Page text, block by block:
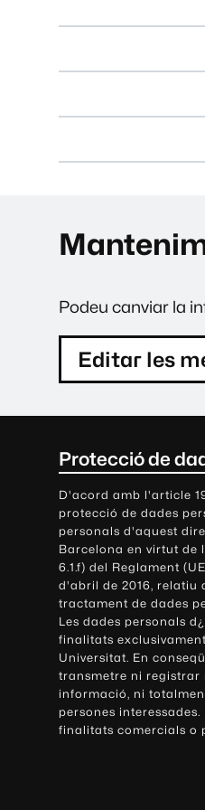
Podeu canviar la
Editar les
Protecció de
D'acord amb l'article
protecció de dades
personals d'aquest
Barcelona en virtut de
6.1.f) del Reglament
d'abril de 2016, relatiu
tractament de dades
Les dades personals
finalitats
Universitat. En
transmetre ni registrar
informació, ni
persones
finalitats comercials o